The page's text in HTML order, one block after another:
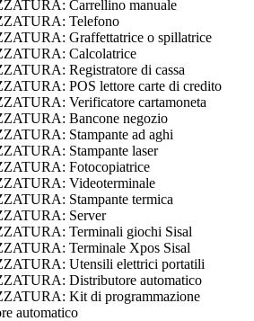
Carrellino manuale
Telefono
Graffettatrice o spillatrice
Calcolatrice
Registratore di cassa
POS lettore carte di credito
Verificatore cartamoneta
Bancone negozio
Stampante ad aghi
Stampante laser
Fotocopiatrice
Videoterminale
Stampante termica
Server
Terminali giochi Sisal
Terminale Xpos Sisal
Utensili elettrici portatili
Distributore automatico
Kit di programmazione
automatico